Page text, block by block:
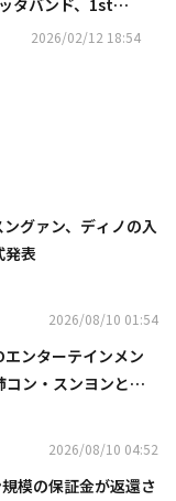
ているでしょう」
2026/02/12 18:54
グァン、ディノの入
発表
2026/08/10 01:54
エンターテインメン
ン・スンヨンと同
2026/08/10 04:52
模の保証金が返還さ